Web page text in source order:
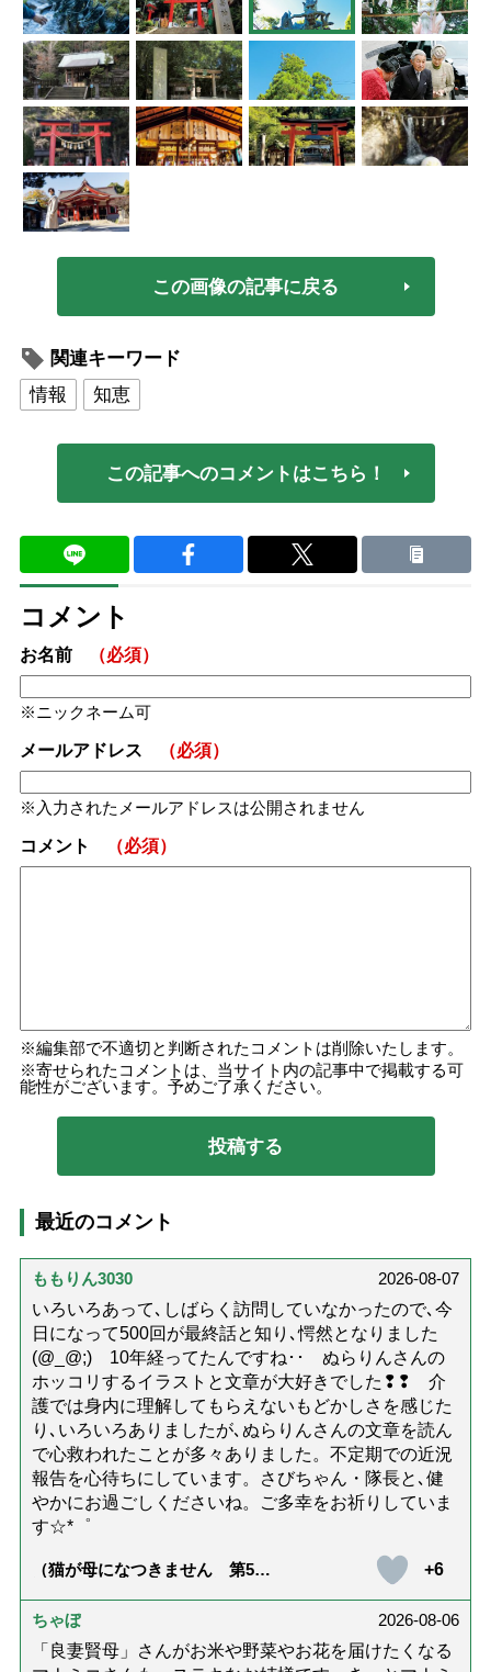
この画像の記事に戻る
関連キーワード
情報
知恵
この記事へのコメントはこちら！
コメント
お名前 （必須）
ニックネーム可
メールアドレス （必須）
入力されたメールアドレスは公開されません
コメント （必須）
編集部で不適切と判断されたコメントは削除いたします。
寄せられたコメントは、当サイト内の記事中で掲載する可
能性がございます。予めご了承ください。
最近のコメント
ももりん3030
2026-08-07
いろいろあって､しばらく訪問していなかったので､今
日になって500回が最終話と知り､愕然となりました
(@_@;) 10年経ってたんですね･･ ぬらりんさんの
ホッコリするイラストと文章が大好きでした❢❢ 介
護では身内に理解してもらえないもどかしさを感じた
り､いろいろありましたが､ぬらりんさんの文章を読ん
で心救われたことが多々ありました。不定期での近況
報告を心待ちにしています。さびちゃん・隊長と､健
やかにお過ごしくださいね。ご多幸をお祈りしていま
す☆*゜
（猫が母になつきません 第500
+6
ちゃぼ
2026-08-06
「良妻賢母」さんがお米や野菜やお花を届けたくなる